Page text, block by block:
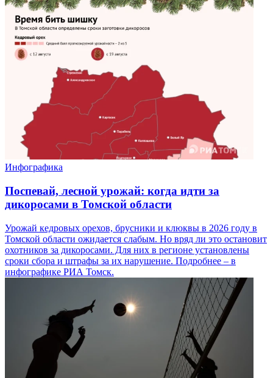
Инфографика
Поспевай, лесной урожай: когда идти за
дикоросами в Томской области
Урожай кедровых орехов, брусники и клюквы в 2026 году в
Томской области ожидается слабым. Но вряд ли это остановит
охотников за дикоросами. Для них в регионе установлены
сроки сбора и штрафы за их нарушение. Подробнее – в
инфографике РИА Томск.